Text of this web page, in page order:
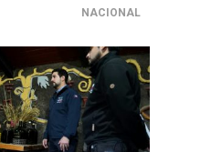
NACIONAL